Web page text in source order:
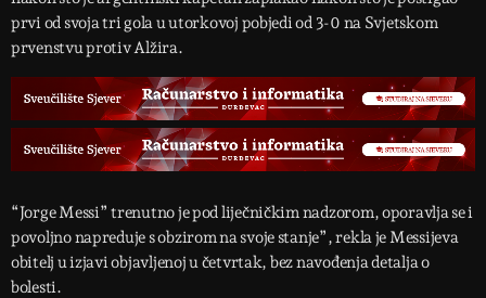
prvi od svoja tri gola u utorkovoj pobjedi od 3-0 na Svjetskom
prvenstvu protiv Alžira.
“Jorge Messi” trenutno je pod liječničkim nadzorom, oporavlja se i
povoljno napreduje s obzirom na svoje stanje”, rekla je Messijeva
obitelj u izjavi objavljenoj u četvrtak, bez navođenja detalja o
bolesti.